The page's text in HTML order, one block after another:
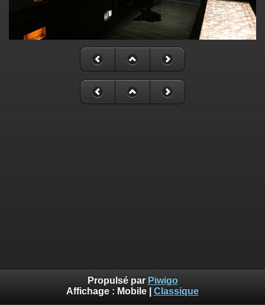
Propulsé par Piwigo
Affichage : Mobile Classique